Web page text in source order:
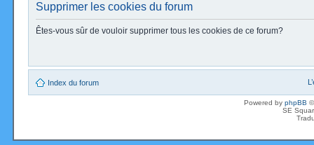
Supprimer les cookies du forum
Êtes-vous sûr de vouloir supprimer tous les cookies de ce forum?
Index du forum
Powered by phpBB
SE